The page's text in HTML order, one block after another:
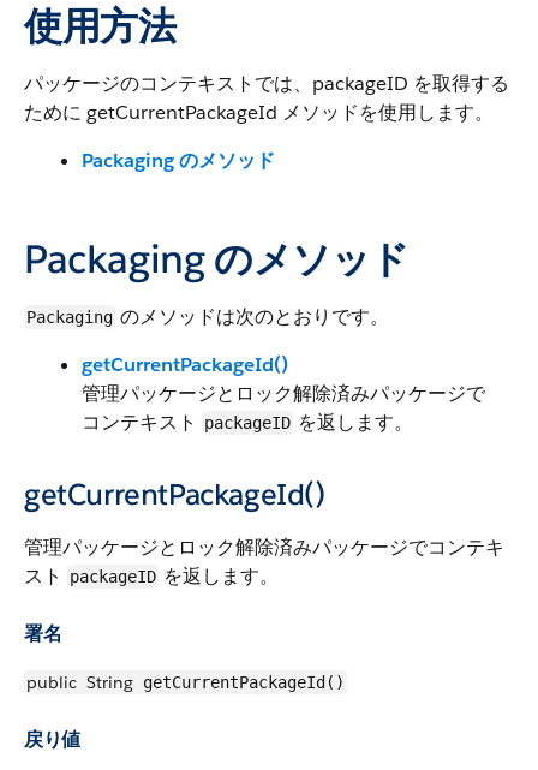
使用方法
パッケージのコンテキストでは、packageID を取得する
ために getCurrentPackageId メソッドを使用します。
Packaging のメソッド
Packaging のメソッド
Packaging のメソッドは次のとおりです。
getCurrentPackageId()
管理パッケージとロック解除済みパッケージで
コンテキスト
packageID を返します。
getCurrentPackageId()
管理パッケージとロック解除済みパッケージでコンテキ
スト
packageID を返します。
署名
public String getCurrentPackageId()
戻り値